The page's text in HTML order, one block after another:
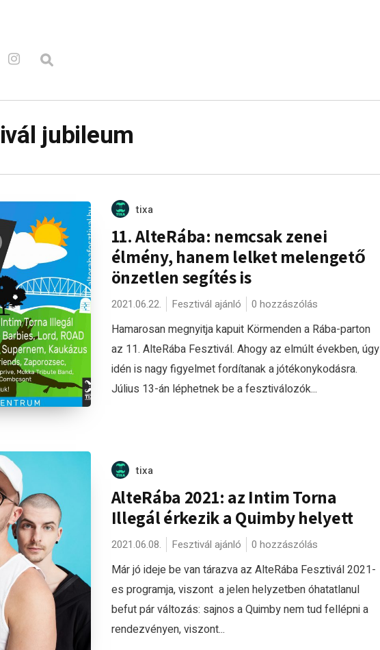
jubileum
tixa
11. AlteRába: nemcsak zenei
élmény, hanem lelket melengető
önzetlen segítés is
2021.06.22. Fesztivál ajánló 0 hozzászólás
Hamarosan megnyitja kapuit Körmenden a Rába-parton
az 11. AlteRába Fesztivál. Ahogy az elmúlt években, úgy
idén is nagy figyelmet fordítanak a jótékonykodásra.
Július 13-án léphetnek be a fesztiválozók...
tixa
AlteRába 2021: az Intim Torna
Illegál érkezik a Quimby helyett
2021.06.08. Fesztivál ajánló 0 hozzászólás
Már jó ideje be van tárazva az AlteRába Fesztivál 2021-
es programja, viszont a jelen helyzetben óhatatlanul
befut pár változás: sajnos a Quimby nem tud fellépni a
rendezvényen, viszont...